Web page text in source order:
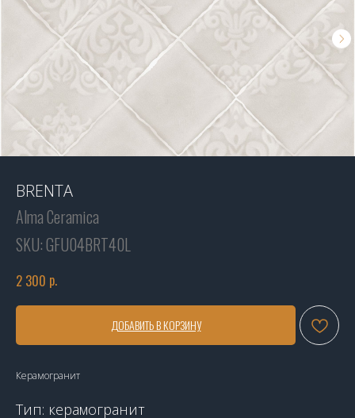
BRENTA
Alma Ceramica
SKU:GFU04BRT40L
2 300 р.
ДОБАВИТЬ В КОРЗИНУ
Керамогранит
Тип: керамогранит